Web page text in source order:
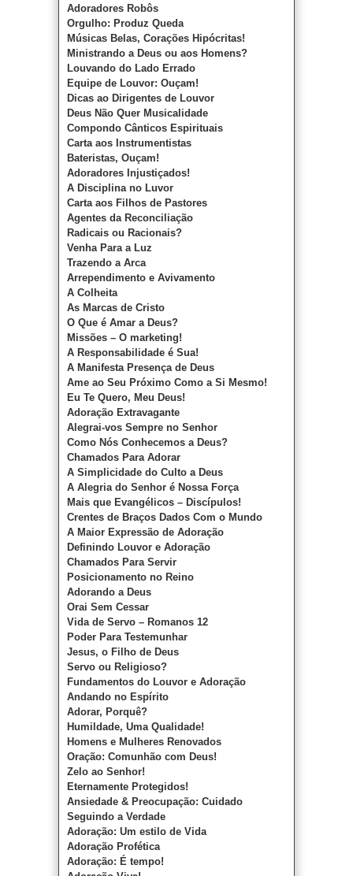
Adoradores Robôs
Orgulho: Produz Queda
Músicas Belas, Corações Hipócritas!
Ministrando a Deus ou aos Homens?
Louvando do Lado Errado
Equipe de Louvor: Ouçam!
Dicas ao Dirigentes de Louvor
Deus Não Quer Musicalidade
Compondo Cânticos Espirituais
Carta aos Instrumentistas
Bateristas, Ouçam!
Adoradores Injustiçados!
A Disciplina no Luvor
Carta aos Filhos de Pastores
Agentes da Reconciliação
Radicais ou Racionais?
Venha Para a Luz
Trazendo a Arca
Arrependimento e Avivamento
A Colheita
As Marcas de Cristo
O Que é Amar a Deus?
Missões – O marketing!
A Responsabilidade é Sua!
A Manifesta Presença de Deus
Ame ao Seu Próximo Como a Si Mesmo!
Eu Te Quero, Meu Deus!
Adoração Extravagante
Alegrai-vos Sempre no Senhor
Como Nós Conhecemos a Deus?
Chamados Para Adorar
A Simplicidade do Culto a Deus
A Alegria do Senhor é Nossa Força
Mais que Evangélicos – Discípulos!
Crentes de Braços Dados Com o Mundo
A Maior Expressão de Adoração
Definindo Louvor e Adoração
Chamados Para Servir
Posicionamento no Reino
Adorando a Deus
Orai Sem Cessar
Vida de Servo – Romanos 12
Poder Para Testemunhar
Jesus, o Filho de Deus
Servo ou Religioso?
Fundamentos do Louvor e Adoração
Andando no Espírito
Adorar, Porquê?
Humildade, Uma Qualidade!
Homens e Mulheres Renovados
Oração: Comunhão com Deus!
Zelo ao Senhor!
Eternamente Protegidos!
Ansiedade & Preocupação: Cuidado
Seguindo a Verdade
Adoração: Um estilo de Vida
Adoração Profética
Adoração: É tempo!